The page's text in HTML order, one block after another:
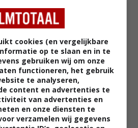
cookies (en vergelijkbare
op te slaan en in te
gebruiken wij om onze
functioneren, het gebruik
te analyseren,
content en advertenties te
van advertenties en
en onze diensten te
verzamelen wij gegevens